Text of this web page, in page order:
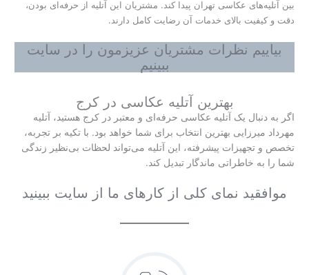
بین آتلیه‌های عکاسی تهران پیدا کند. مشتریان این آتلیه از حرفه‌ای بودن،
دقت و کیفیت بالای خدمات آن رضایت کامل دارند.
بیاییم نظرات مشتریان عزیزمون را در سایت
ببینیم
بهترین آتلیه عکاسی در کرج
اگر به دنبال یک آتلیه عکاسی حرفه‌ای و معتبر در کرج هستید، آتلیه
مهرداد میرزایی بهترین انتخاب برای شما خواهد بود. با تکیه بر تجربه،
تخصص و تجهیزات پیشرفته، این آتلیه می‌تواند لحظات بی‌نظیر زندگی
شما را به خاطراتی ماندگار تبدیل کند.
موافقید نمای کلی از کارهای ما از سایت ببینید